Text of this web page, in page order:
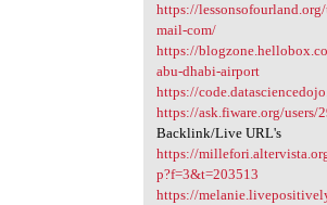
https://
mail-com/
https://
abu-dhabi-airport
https://
https://ask.fiware.org/
Backlink/Live URL's
https://
p?f=3&t=203513
https://